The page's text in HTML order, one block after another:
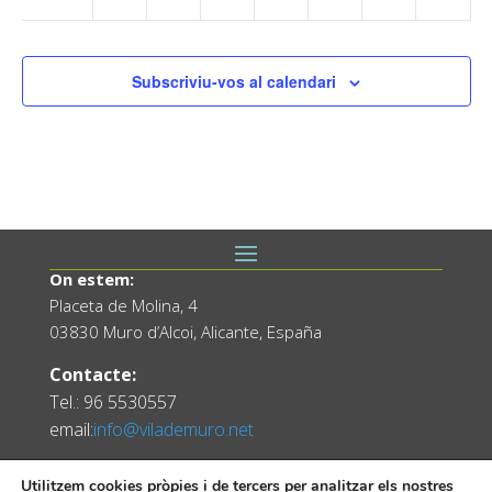
Subscriviu-vos al calendari
On estem:
Placeta de Molina, 4
03830 Muro d’Alcoi, Alicante, España
Contacte:
Tel.: 96 5530557
email:info@vilademuro.net
Utilitzem cookies pròpies i de tercers per analitzar els nostres